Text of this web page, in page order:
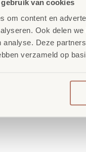
van cookies
om content en
Ook delen
analyse. Deze
verzameld op
bij School
in
inspireert wanneer
én